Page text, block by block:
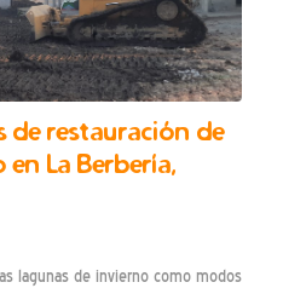
de restauración de
La Berbería,
lagunas de invierno como modos